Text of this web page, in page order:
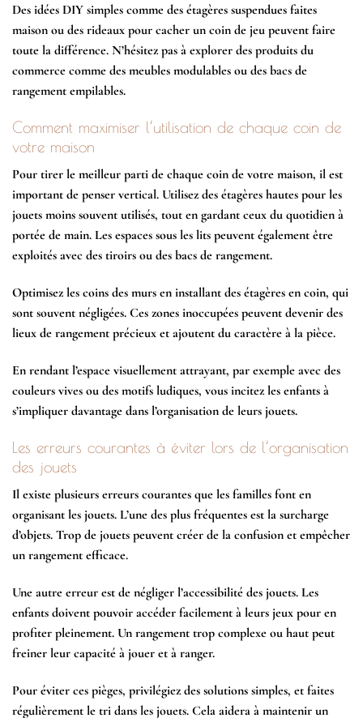
Des idées DIY simples comme des étagères suspendues faites
maison ou des rideaux pour cacher un coin de jeu peuvent faire
toute la différence. N’hésitez pas à explorer des produits du
commerce comme des meubles modulables ou des bacs de
rangement empilables.
Comment maximiser l’utilisation de chaque coin de
votre maison
Pour tirer le meilleur parti de chaque coin de votre maison, il est
important de penser vertical. Utilisez des étagères hautes pour les
jouets moins souvent utilisés, tout en gardant ceux du quotidien à
portée de main. Les espaces sous les lits peuvent également être
exploités avec des tiroirs ou des bacs de rangement.
Optimisez les coins des murs en installant des étagères en coin, qui
sont souvent négligées. Ces zones inoccupées peuvent devenir des
lieux de rangement précieux et ajoutent du caractère à la pièce.
En rendant l’espace visuellement attrayant, par exemple avec des
couleurs vives ou des motifs ludiques, vous incitez les enfants à
s’impliquer davantage dans l’organisation de leurs jouets.
Les erreurs courantes à éviter lors de l’organisation
des jouets
Il existe plusieurs erreurs courantes que les familles font en
organisant les jouets. L’une des plus fréquentes est la surcharge
d’objets. Trop de jouets peuvent créer de la confusion et empêcher
un rangement efficace.
Une autre erreur est de négliger l’accessibilité des jouets. Les
enfants doivent pouvoir accéder facilement à leurs jeux pour en
profiter pleinement. Un rangement trop complexe ou haut peut
freiner leur capacité à jouer et à ranger.
Pour éviter ces pièges, privilégiez des solutions simples, et faites
régulièrement le tri dans les jouets. Cela aidera à maintenir un